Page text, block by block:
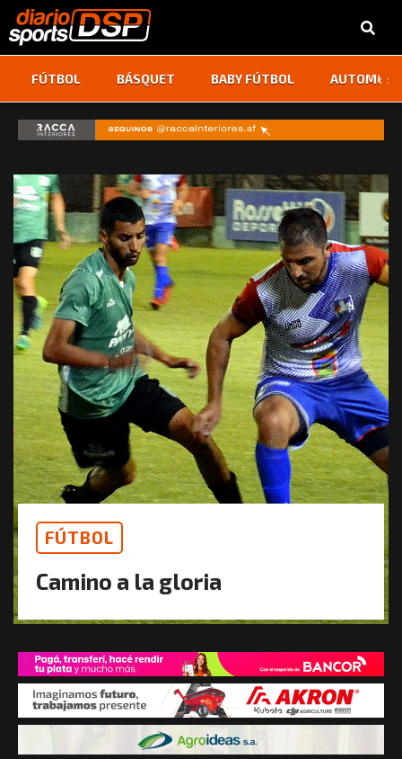
FÚTBOL BÁSQUET BABY FÚTBOL ‹ ›
FÚTBOL
Camino a la gloria